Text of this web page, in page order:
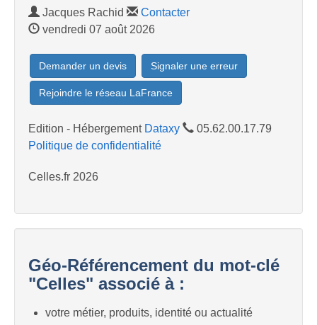
Jacques Rachid
Contacter
vendredi 07 août 2026
Demander un devis Signaler une erreur
Rejoindre le réseau LaFrance
Edition - Hébergement Dataxy
05.62.00.17.79
Politique de confidentialité
Celles.fr 2026
Géo-Référencement du mot-clé
"Celles" associé à :
votre métier, produits, identité ou actualité